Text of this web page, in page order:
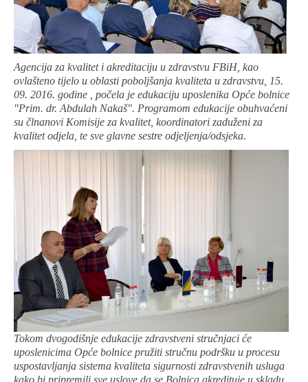
Agencija za kvalitet i akreditaciju u zdravstvu FBiH, kao
ovlašteno tijelo u oblasti poboljšanja kvaliteta u zdravstvu, 15.
09. 2016. godine , počela je edukaciju uposlenika Opće bolnice
"Prim. dr. Abdulah Nakaš". Programom edukacije obuhvaćeni
su člnanovi Komisije za kvalitet, koordinatori zaduženi za
kvalitet odjela, te sve glavne sestre odjeljenja/odsjeka.
Tokom dvogodišnje edukacije zdravstveni stručnjaci će
uposlenicima Opće bolnice pružiti stručnu podršku u procesu
uspostavljanja sistema kvaliteta sigurnosti zdravstvenih usluga
kako bi pripremili sve uslove da se Bolnica akredituje u skladu